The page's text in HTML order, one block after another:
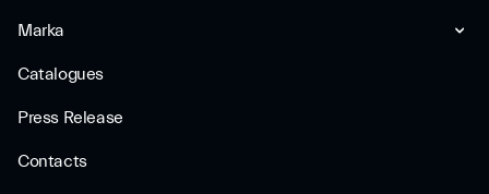
Marka
Catalogues
Press Release
Contacts